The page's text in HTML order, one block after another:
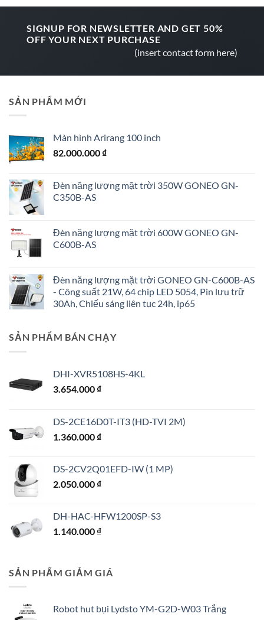
SIGNUP FOR NEWSLETTER AND GET 50%
OFF YOUR NEXT PURCHASE
(insert contact form here)
SẢN PHẨM MỚI
Màn hình Arirang 100 inch
82.000.000 ₫
Đèn năng lượng mặt trời 350W GONEO GN-
C350B-AS
Đèn năng lượng mặt trời 600W GONEO GN-
C600B-AS
Đèn năng lượng mặt trời GONEO GN-C600B-AS
- Công suất 21W, 64 chip LED 5054, Pin lưu trữ
30Ah, Chiếu sáng liên tục 24h, ip65
SẢN PHẨM BÁN CHẠY
DHI-XVR5108HS-4KL
3.654.000 ₫
DS-2CE16D0T-IT3 (HD-TVI 2M)
1.360.000 ₫
DS-2CV2Q01EFD-IW (1 MP)
2.050.000 ₫
DH-HAC-HFW1200SP-S3
1.140.000 ₫
SẢN PHẨM GIẢM GIÁ
Robot hut bụi Lydsto YM-G2D-W03 Trắng